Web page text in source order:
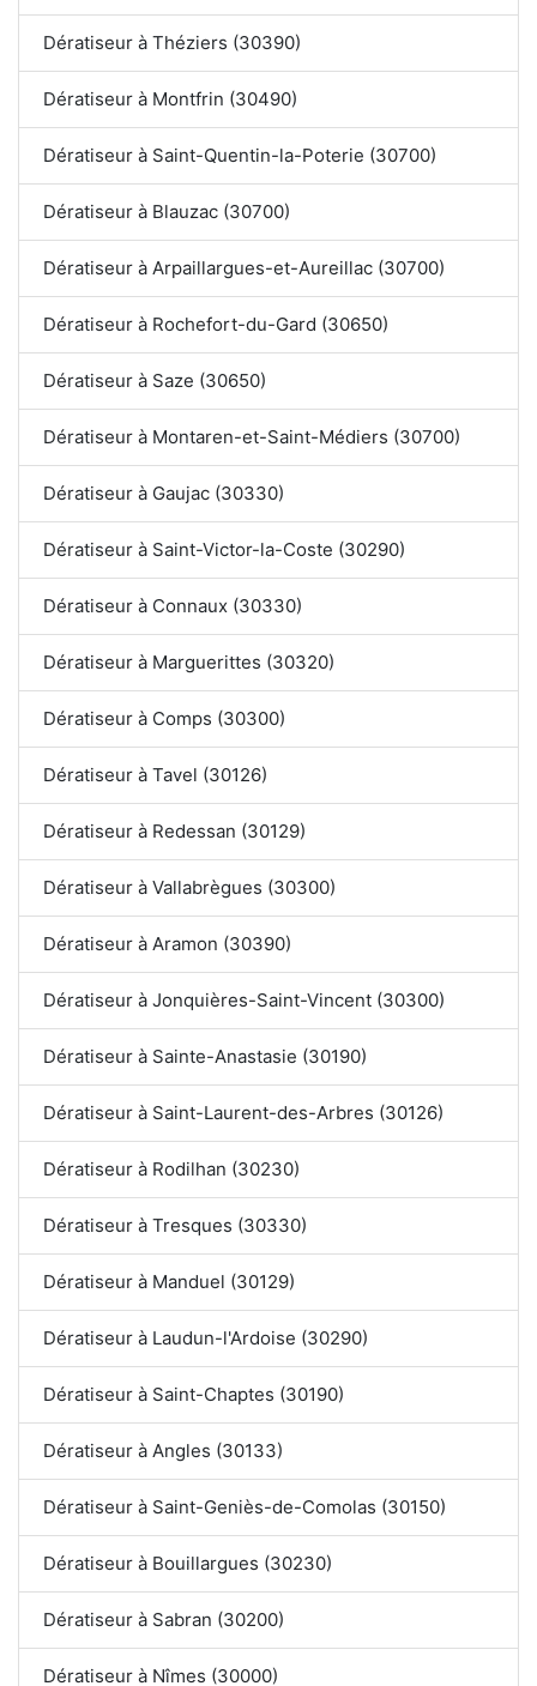
Dératiseur à Théziers (30390)
Dératiseur à Montfrin (30490)
Dératiseur à Saint-Quentin-la-Poterie (30700)
Dératiseur à Blauzac (30700)
Dératiseur à Arpaillargues-et-Aureillac (30700)
Dératiseur à Rochefort-du-Gard (30650)
Dératiseur à Saze (30650)
Dératiseur à Montaren-et-Saint-Médiers (30700)
Dératiseur à Gaujac (30330)
Dératiseur à Saint-Victor-la-Coste (30290)
Dératiseur à Connaux (30330)
Dératiseur à Marguerittes (30320)
Dératiseur à Comps (30300)
Dératiseur à Tavel (30126)
Dératiseur à Redessan (30129)
Dératiseur à Vallabrègues (30300)
Dératiseur à Aramon (30390)
Dératiseur à Jonquières-Saint-Vincent (30300)
Dératiseur à Sainte-Anastasie (30190)
Dératiseur à Saint-Laurent-des-Arbres (30126)
Dératiseur à Rodilhan (30230)
Dératiseur à Tresques (30330)
Dératiseur à Manduel (30129)
Dératiseur à Laudun-l'Ardoise (30290)
Dératiseur à Saint-Chaptes (30190)
Dératiseur à Angles (30133)
Dératiseur à Saint-Geniès-de-Comolas (30150)
Dératiseur à Bouillargues (30230)
Dératiseur à Sabran (30200)
Dératiseur à Nîmes (30000)